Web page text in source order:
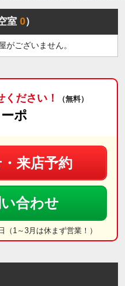
室0）
がございません。
ださい！ （無料）
ポ
来店予約
合わせ
1～3月は休まず営業！）